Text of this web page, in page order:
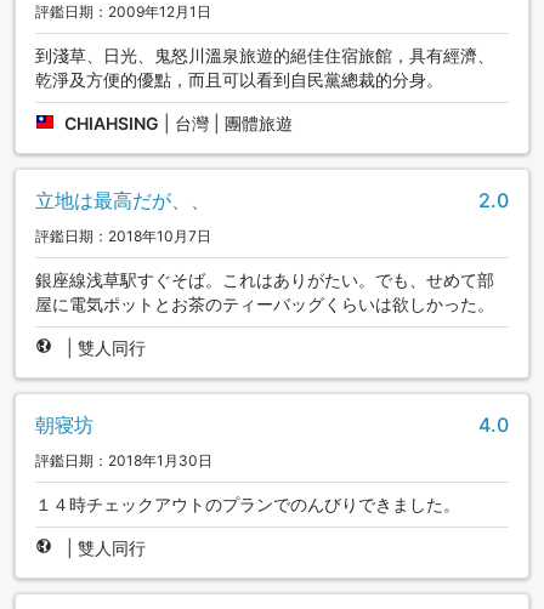
評鑑日期：2009年12月1日
到淺草、日光、鬼怒川溫泉旅遊的絕佳住宿旅館，具有經濟、
乾淨及方便的優點，而且可以看到自民黨總裁的分身。
CHIAHSING 台灣 | 團體旅遊
立地は最高だが、、 2.0
評鑑日期：2018年10月7日
銀座線浅草駅すぐそば。これはありがたい。でも、せめて部
屋に電気ポットとお茶のティーバッグくらいは欲しかった。
雙人同行
朝寝坊 4.0
評鑑日期：2018年1月30日
１４時チェックアウトのプランでのんびりできました。
雙人同行